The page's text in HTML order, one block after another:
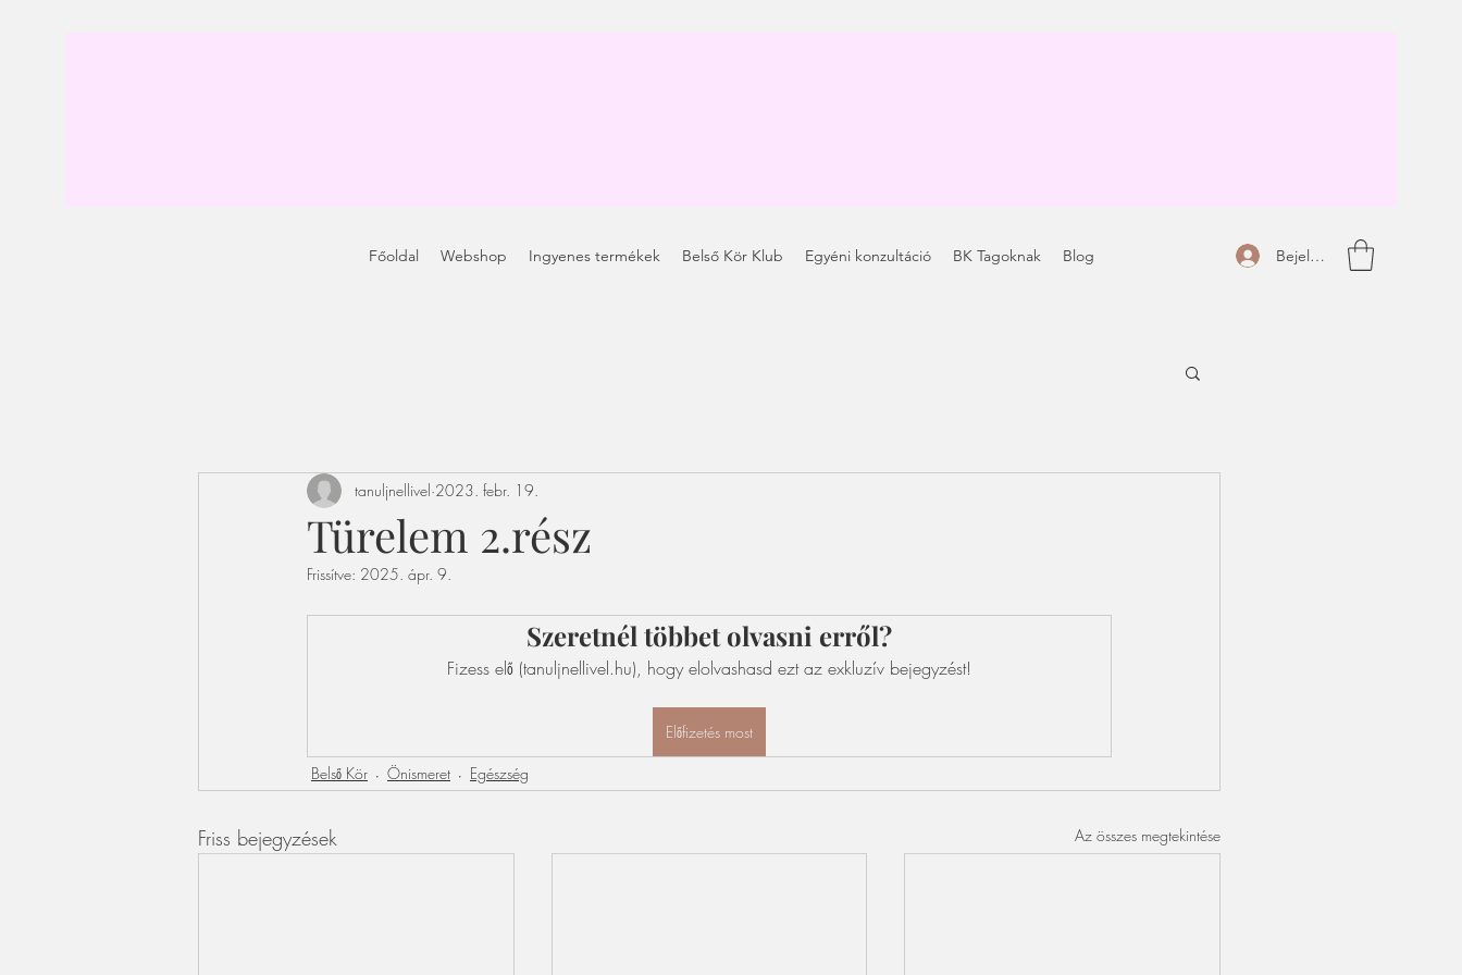
Főoldal Webshop Ingyenes termékek Belső Kör Klub Egyéni konzultáció BK Tagoknak Blog Bejelentkezés
Türelem 2.rész
tanuljnellivel 2023. febr. 19.
Frissítve: 2025. ápr. 9.
Szeretnél többet olvasni erről?
Fizess elő (tanuljnellivel.hu), hogy elolvashasd ezt az exkluzív bejegyzést!
Előfizetés most
Belső Kör Önismeret Egészség
Friss bejegyzések Az összes megtekintése